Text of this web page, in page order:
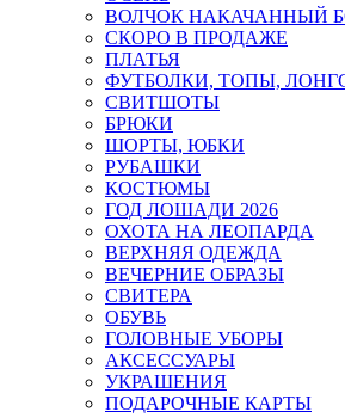
ВОЛЧОК НАКАЧАННЫЙ
СКОРО В ПРОДАЖЕ
ПЛАТЬЯ
ФУТБОЛКИ, ТОПЫ,
СВИТШОТЫ
БРЮКИ
ШОРТЫ, ЮБКИ
РУБАШКИ
КОСТЮМЫ
ГОД ЛОШАДИ 2026
ОХОТА НА ЛЕОПАРДА
ВЕРХНЯЯ ОДЕЖДА
ВЕЧЕРНИЕ ОБРАЗЫ
СВИТЕРА
ОБУВЬ
ГОЛОВНЫЕ УБОРЫ
АКСЕССУАРЫ
УКРАШЕНИЯ
ПОДАРОЧНЫЕ КАРТЫ